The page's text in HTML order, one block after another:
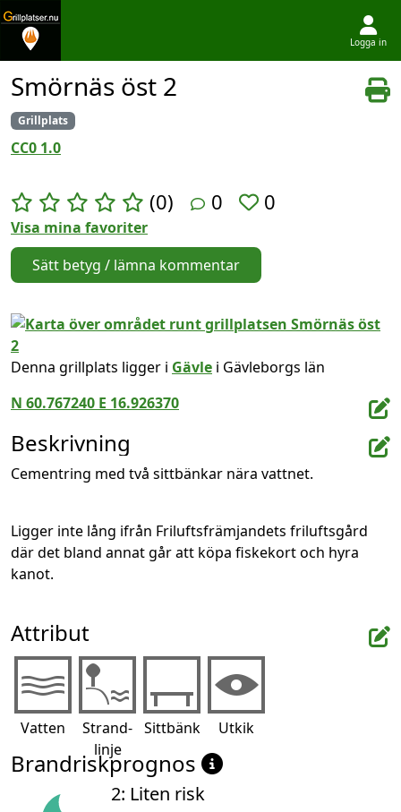
Logga in
Smörnäs öst 2
Grillplats
CC0 1.0
(0) 0 0
Visa mina favoriter
Sätt betyg / lämna kommentar
Denna grillplats ligger i Gävle i Gävleborgs län
N 60.767240 E 16.926370
Beskrivning
Cementring med två sittbänkar nära vattnet.
Ligger inte lång ifrån Friluftsfrämjandets friluftsgård
där det bland annat går att köpa fiskekort och hyra
kanot.
Attribut
Vatten
Strand-
linje
Sittbänk Utkik
Brandriskprognos
2: Liten risk